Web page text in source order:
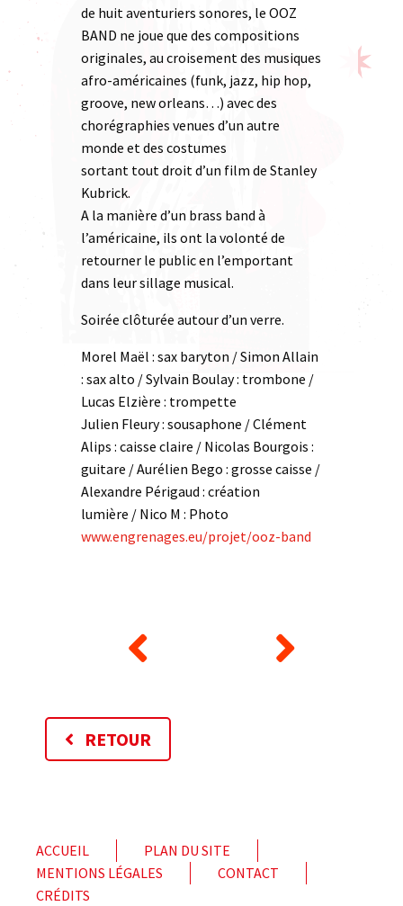
de huit aventuriers sonores, le OOZ
BAND ne joue que des compositions
originales, au croisement des musiques
afro-américaines (funk, jazz, hip hop,
groove, new orleans…) avec des
chorégraphies venues d’un autre
monde et des costumes
sortant tout droit d’un film de Stanley
Kubrick.
A la manière d’un brass band à
l’américaine, ils ont la volonté de
retourner le public en l’emportant
dans leur sillage musical.
Soirée clôturée autour d’un verre.
Morel Maël : sax baryton / Simon Allain
: sax alto / Sylvain Boulay : trombone /
Lucas Elzière : trompette
Julien Fleury : sousaphone / Clément
Alips : caisse claire / Nicolas Bourgois :
guitare / Aurélien Bego : grosse caisse /
Alexandre Périgaud : création
lumière / Nico M : Photo
www.engrenages.eu/projet/ooz-band
RETOUR
ACCUEIL
PLAN DU SITE
MENTIONS LÉGALES
CONTACT
CRÉDITS